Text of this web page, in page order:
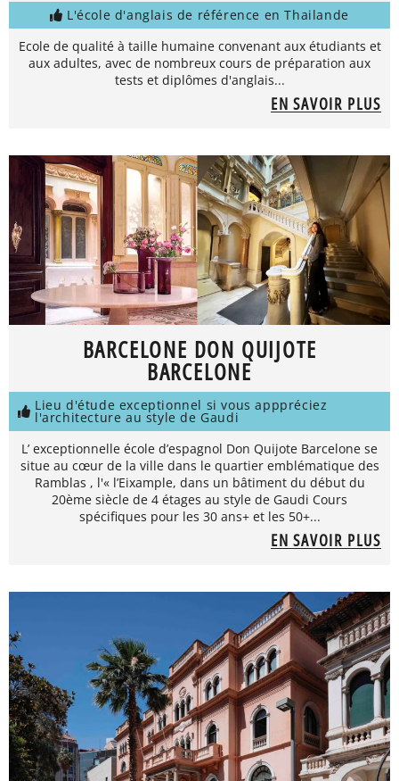
L'école d'anglais de référence en Thailande
Ecole de qualité à taille humaine convenant aux étudiants et
aux adultes, avec de nombreux cours de préparation aux
tests et diplômes d'anglais...
EN SAVOIR PLUS
BARCELONE DON QUIJOTE
BARCELONE
Lieu d'étude exceptionnel si vous apppréciez
l'architecture au style de Gaudi
L’ exceptionnelle école d’espagnol Don Quijote Barcelone se
situe au cœur de la ville dans le quartier emblématique des
Ramblas , l'« l’Eixample, dans un bâtiment du début du
20ème siècle de 4 étages au style de Gaudi Cours
spécifiques pour les 30 ans+ et les 50+...
EN SAVOIR PLUS